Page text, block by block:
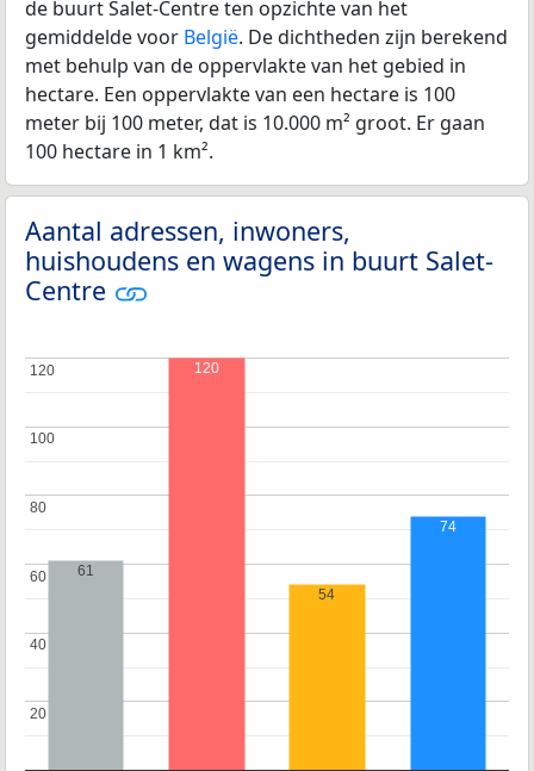
de buurt Salet-Centre ten opzichte van het
gemiddelde voor België. De dichtheden zijn berekend
met behulp van de oppervlakte van het gebied in
hectare. Een oppervlakte van een hectare is 100
meter bij 100 meter, dat is 10.000 m² groot. Er gaan
100 hectare in 1 km².
Aantal adressen, inwoners,
huishoudens en wagens in buurt Salet-
Centre
20
20
40
40
60
60
80
80
100
100
120
120
61
120
54
74